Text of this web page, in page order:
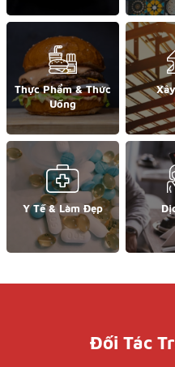
Thực Phẩm & Thức
Uống
Y Tế & Làm Đẹp
Đối Tác